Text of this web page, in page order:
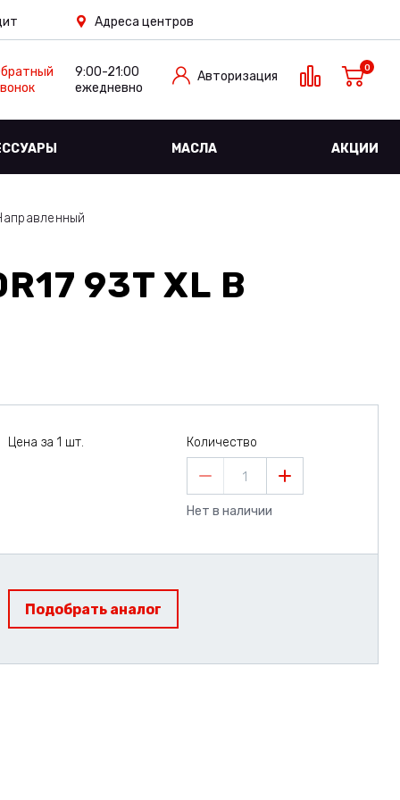
Адреса центров
9:00-21:00
ежедневно
Авторизация
0
МАСЛА АКЦИИ
93T XL В
Цена за 1 шт. Количество
1
Нет в наличии
Подобрать аналог